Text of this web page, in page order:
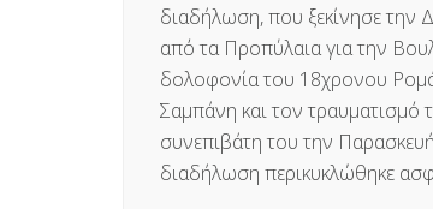
διαδήλωση, που ξεκίνησε την
από τα Προπύλαια για την
δολοφονία του 18χρονου
Σαμπάνη και τον τραυματισμό
συνεπιβάτη του την
διαδήλωση περικυκλώθηκε